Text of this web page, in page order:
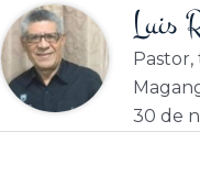
Luis
Pastor,
30 de